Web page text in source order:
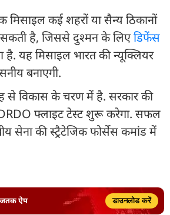
कई शहरों या सैन्य ठिकानों
है, जिससे दुश्मन के लिएडिफेंस
है. यह मिसाइल भारत की न्यूक्लियर
बनाएगी.
से विकास के चरण में है. सरकार की
फ्लाइट टेस्ट शुरू करेगा. सफल
सेना की स्ट्रैटेजिक फोर्सेस कमांड में
ऐप डाउनलोड करें